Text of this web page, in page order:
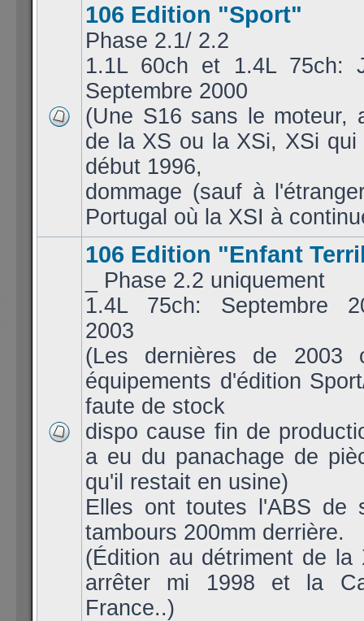
106 Edition "Sport"
Phase 2.1/ 2.2
1.1L 60ch et 1.4L 75ch:
Septembre 2000
(Une S16 sans le moteur,
de la XS ou la XSi, XSi qui
début 1996,
dommage (sauf à
Portugal où la XSI à
106 Edition "Enfant
_ Phase 2.2 uniquement
1.4L 75ch: Septembre
2003
(Les dernières de 2003
équipements d'édition
faute de stock
dispo cause fin de
a eu du panachage de
qu'il restait en usine)
Elles ont toutes l'ABS de
tambours 200mm derrière.
(Édition au détriment de la
arrêter mi 1998 et la
France..)